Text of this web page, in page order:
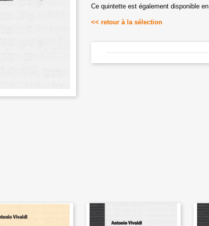
Ce quintette est également disponible en
<< retour à la sélection